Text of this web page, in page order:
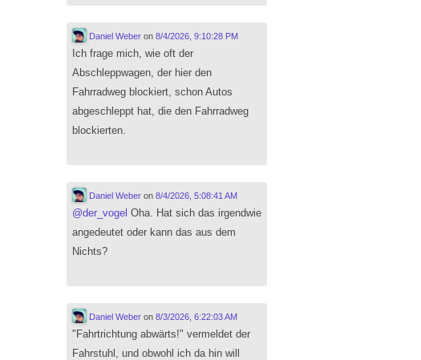
Daniel Weberon 8/4/2026, 9:10:28 PM
Ich frage mich, wie oft der
Abschleppwagen, der hier den
Fahrradweg blockiert, schon Autos
abgeschleppt hat, die den Fahrradweg
blockierten.
Daniel Weberon 8/4/2026, 5:08:41 AM
@der_vogel Oha. Hat sich das irgendwie
angedeutet oder kann das aus dem
Nichts?
Daniel Weberon 8/3/2026, 6:22:03 AM
"Fahrtrichtung abwärts!" vermeldet der
Fahrstuhl, und obwohl ich da hin will